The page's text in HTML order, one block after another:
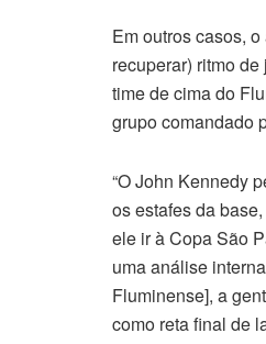
Em outros casos,
recuperar) ritmo
time de cima do
grupo comandado
“O John Kennedy
os estafes da
ele ir à Copa São
uma análise
Fluminense], a
como reta final de